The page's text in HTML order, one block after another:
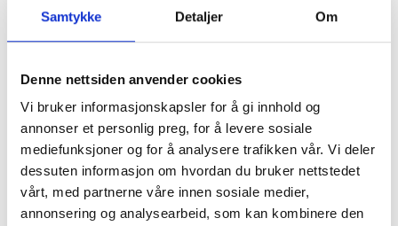
Samtykke Detaljer Om
Denne nettsiden anvender cookies
Vi bruker informasjonskapsler for å gi innhold og
annonser et personlig preg, for å levere sosiale
mediefunksjoner og for å analysere trafikken vår. Vi deler
dessuten informasjon om hvordan du bruker nettstedet
vårt, med partnerne våre innen sosiale medier,
annonsering og analysearbeid, som kan kombinere den